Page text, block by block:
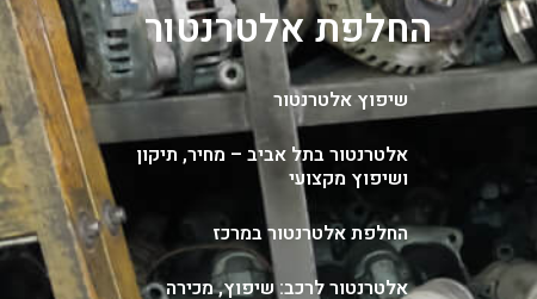
החלפת אלטרנטור
שיפוץ אלטרנטור
אלטרנטור בתל אביב – מחיר, תיקון
ושיפוץ מקצועי
החלפת אלטרנטור במרכז
אלטרנטור לרכב: שיפוץ, מכירה